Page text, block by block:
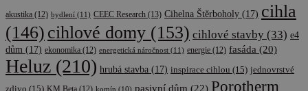
akustika (12) bydlení (11) CEEC Research (13) Cihelna Štěrboholy (17) cihla
(146) cihlové domy (153) cihlové stavby (33) e4
dům (17) ekonomika (12) energetická náročnost (11) energie (12) fasáda (20)
Heluz (210) hrubá stavba (17) inspirace cihlou (15) jednovrstvé
zdivo (15) KM Beta (12) komín (10) pasivní dům (22) Porotherm